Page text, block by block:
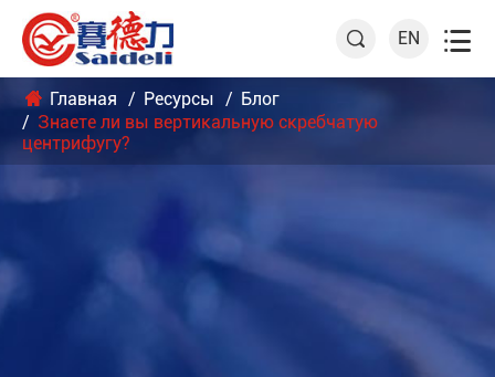
 EN 
Главная Ресурсы
Блог
Знаете ли вы вертикальную скребчатую
центрифугу?